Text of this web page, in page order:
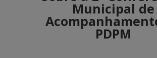
Municipal de
PDPM